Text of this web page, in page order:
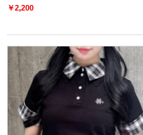
￥2,200